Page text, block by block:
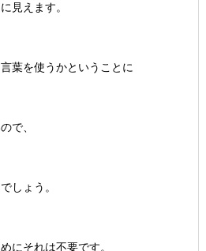
見えます。
葉を使うかということに
で、
しょう。
にそれは不要です。